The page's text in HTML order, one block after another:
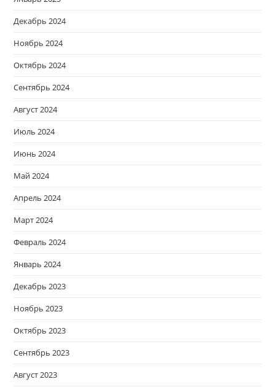
Декабрь 2024
Ноябрь 2024
Октябрь 2024
Сентябрь 2024
Август 2024
Июль 2024
Июнь 2024
Май 2024
Апрель 2024
Март 2024
Февраль 2024
Январь 2024
Декабрь 2023
Ноябрь 2023
Октябрь 2023
Сентябрь 2023
Август 2023